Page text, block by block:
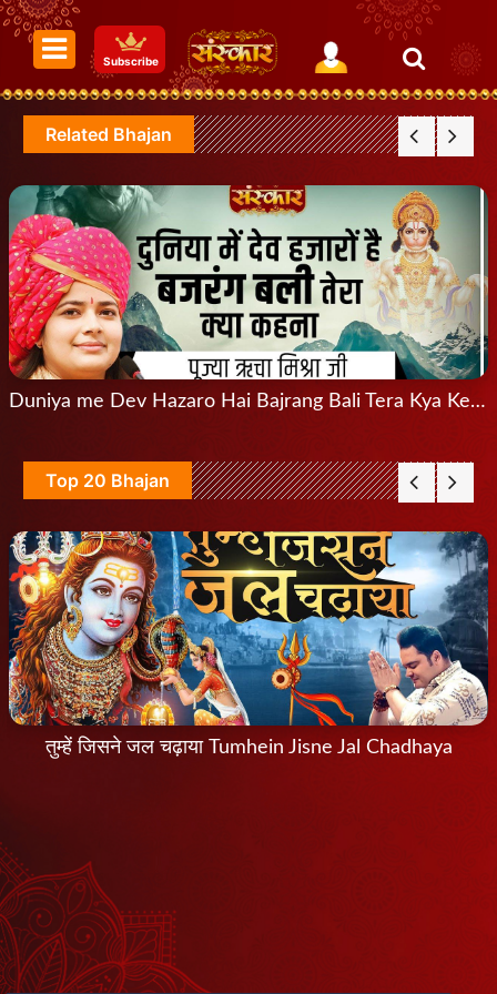
Subscribe
Related Bhajan
Duniya me Dev Hazaro Hai Bajrang Bali Tera Kya Kehna !! दुनिया में देव हजारों है बजरंग बली तेरा क्या कहना
Top 20 Bhajan
तुम्हें जिसने जल चढ़ाया Tumhein Jisne Jal Chadhaya